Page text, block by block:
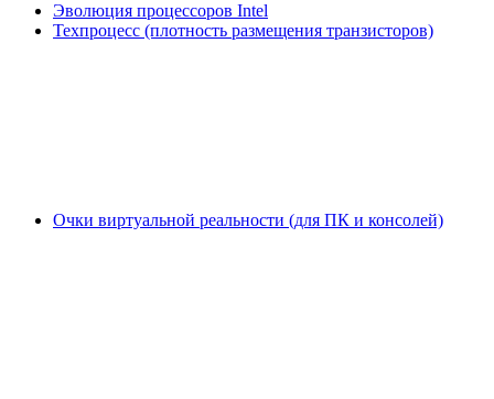
Эволюция процессоров Intel
Техпроцесс (плотность размещения транзисторов)
Очки виртуальной реальности (для ПК и консолей)